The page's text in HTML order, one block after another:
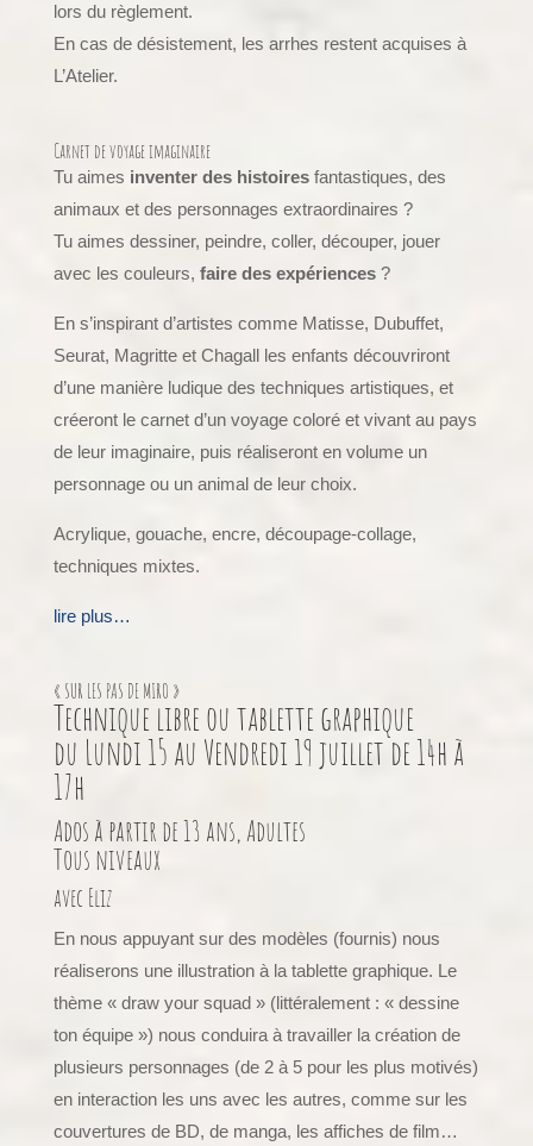
lors du règlement.
En cas de désistement, les arrhes restent acquises à
L’Atelier.
Carnet de voyage imaginaire
Tu aimes inventer des histoiresfantastiques, des
animaux et des personnages extraordinaires ?
Tu aimes dessiner, peindre, coller, découper, jouer
avec les couleurs, faire des expériences?
En s’inspirant d’artistes comme Matisse, Dubuffet,
Seurat, Magritte et Chagall les enfants découvriront
d’une manière ludique des techniques artistiques, et
créeront le carnet d’un voyage coloré et vivant au pays
de leur imaginaire, puis réaliseront en volume un
personnage ou un animal de leur choix.
Acrylique, gouache, encre, découpage-collage,
techniques mixtes.
lire plus…
« SUR LES PAS DE MIRO »
Technique libre ou tablette graphique
du Lundi 15 au Vendredi 19 juillet de 14h à
17h
Ados à partir de 13 ans, Adultes
Tous niveaux
avec Eliz
En nous appuyant sur des modèles (fournis) nous
réaliserons une illustration à la tablette graphique. Le
thème « draw your squad » (littéralement : « dessine
ton équipe ») nous conduira à travailler la création de
plusieurs personnages (de 2 à 5 pour les plus motivés)
en interaction les uns avec les autres, comme sur les
couvertures de BD, de manga, les affiches de film…